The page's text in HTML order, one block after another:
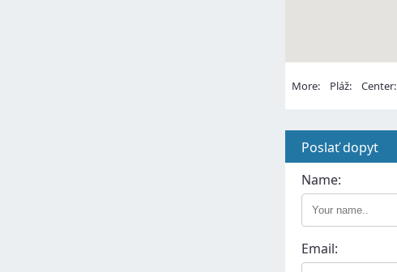
More: Pláž: Center:
Poslať dopyt
Name:
Email: